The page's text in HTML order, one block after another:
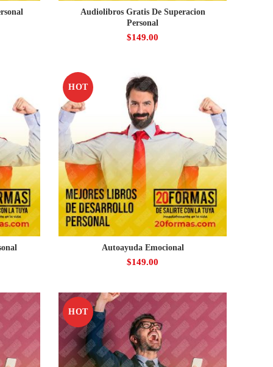
Audiolibros Gratis De Superacion
Personal
$149.00
HOT
Autoayuda Emocional
$149.00
HOT